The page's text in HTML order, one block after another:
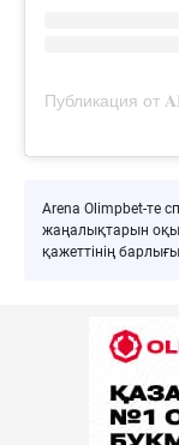
Arena Olimpbet-те
жаңалықтарын
қажеттінің